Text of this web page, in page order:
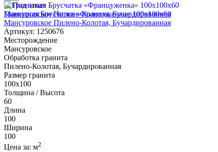
Под заказ
Гранитная Брусчатка «Француженка» 100х100x60
Мансуровское Пилено-Колотая, Бучардированная
Артикул: 1250676
Месторождение
Мансуровское
Обработка гранита
Пилено-Колотая, Бучардированная
Размер гранита
100х100
Толщина / Высота
60
Длина
100
Ширина
100
Цена за: м2